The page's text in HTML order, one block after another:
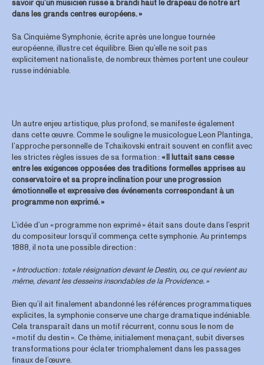
savoir qu’un musicien russe a brandi haut le drapeau de notre art
dans les grands centres européens. »
Sa Cinquième Symphonie, écrite après une longue tournée
européenne, illustre cet équilibre. Bien qu’elle ne soit pas
explicitement nationaliste, de nombreux thèmes portent une couleur
russe indéniable.
Un autre enjeu artistique, plus profond, se manifeste également
dans cette œuvre. Comme le souligne le musicologue Leon Plantinga,
l’approche personnelle de Tchaïkovski entrait souvent en conflit avec
les strictes règles issues de sa formation : « Il luttait sans cesse
entre les exigences opposées des traditions formelles apprises au
conservatoire et sa propre inclination pour une progression
émotionnelle et expressive des événements correspondant à un
programme non exprimé. »
L’idée d’un « programme non exprimé » était sans doute dans l’esprit
du compositeur lorsqu’il commença cette symphonie. Au printemps
1888, il nota une possible direction :
« Introduction : totale résignation devant le Destin, ou, ce qui revient au
même, devant les desseins insondables de la Providence. »
Bien qu’il ait finalement abandonné les références programmatiques
explicites, la symphonie conserve une charge dramatique indéniable.
Cela transparaît dans un motif récurrent, connu sous le nom de
« motif du destin ». Ce thème, initialement menaçant, subit diverses
transformations pour éclater triomphalement dans les passages
finaux de l’œuvre.